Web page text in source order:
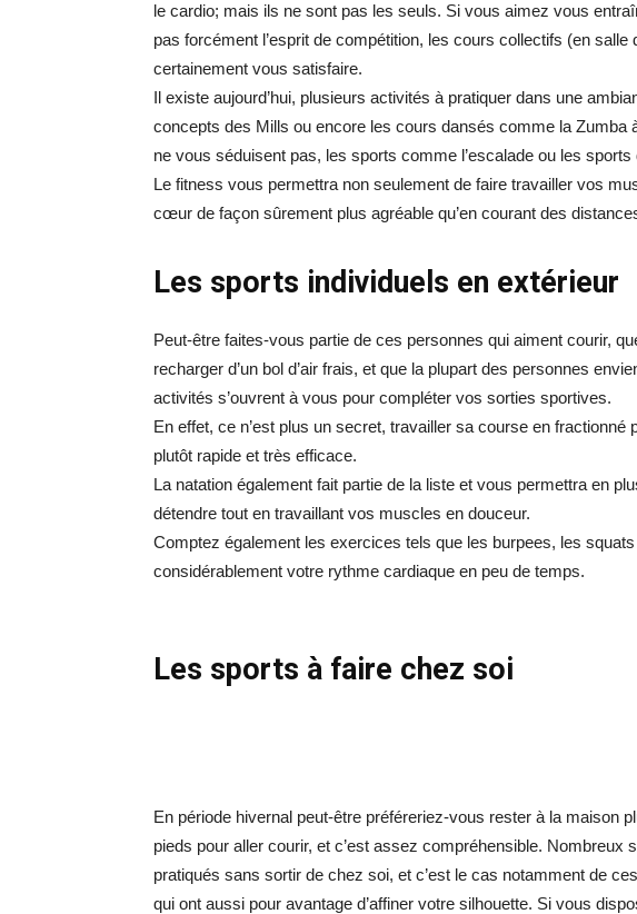
le cardio; mais ils ne sont pas les seuls. Si vous aimez vous
pas forcément l’esprit de compétition, les cours collectifs (en
certainement vous satisfaire.
Il existe aujourd’hui, plusieurs activités à pratiquer dans une
concepts des Mills ou encore les cours dansés comme la Zumba
ne vous séduisent pas, les sports comme l’escalade ou les
Le fitness vous permettra non seulement de faire travailler vos
cœur de façon sûrement plus agréable qu’en courant des
Les sports individuels en extérieur
Peut-être faites-vous partie de ces personnes qui aiment courir,
recharger d’un bol d’air frais, et que la plupart des personnes
activités s’ouvrent à vous pour compléter vos sorties sportives.
En effet, ce n’est plus un secret, travailler sa course en fractionné
plutôt rapide et très efficace.
La natation également fait partie de la liste et vous permettra en
détendre tout en travaillant vos muscles en douceur.
Comptez également les exercices tels que les burpees, les
considérablement votre rythme cardiaque en peu de temps.
Les sports à faire chez soi
En période hivernal peut-être préféreriez-vous rester à la maison
pieds pour aller courir, et c’est assez compréhensible. Nombreux
pratiqués sans sortir de chez soi, et c’est le cas notamment de
qui ont aussi pour avantage d’affiner votre silhouette. Si vous